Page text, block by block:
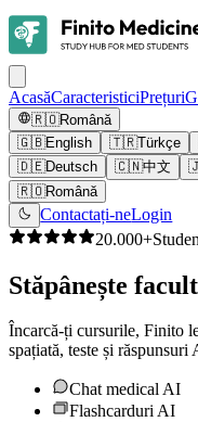
AcasăCaracteristiciPrețuri
🇷🇴Română
🇬🇧English 🇹🇷Türkçe
🇩🇪Deutsch 🇨🇳中文
🇷🇴Română
Contactați-neLogin
20.000+
Stăpânește
Încarcă-ți cursurile, Finito
spațiată, teste și
Chat medical AI
Flashcarduri AI